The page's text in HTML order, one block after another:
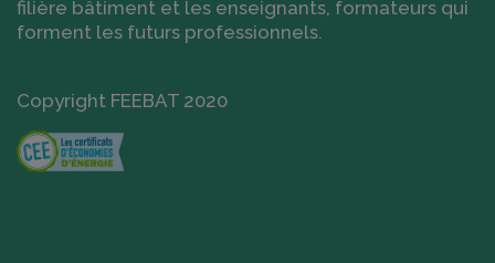
filière bâtiment et les enseignants, formateurs qui
forment les futurs professionnels.
Copyright FEEBAT 2020